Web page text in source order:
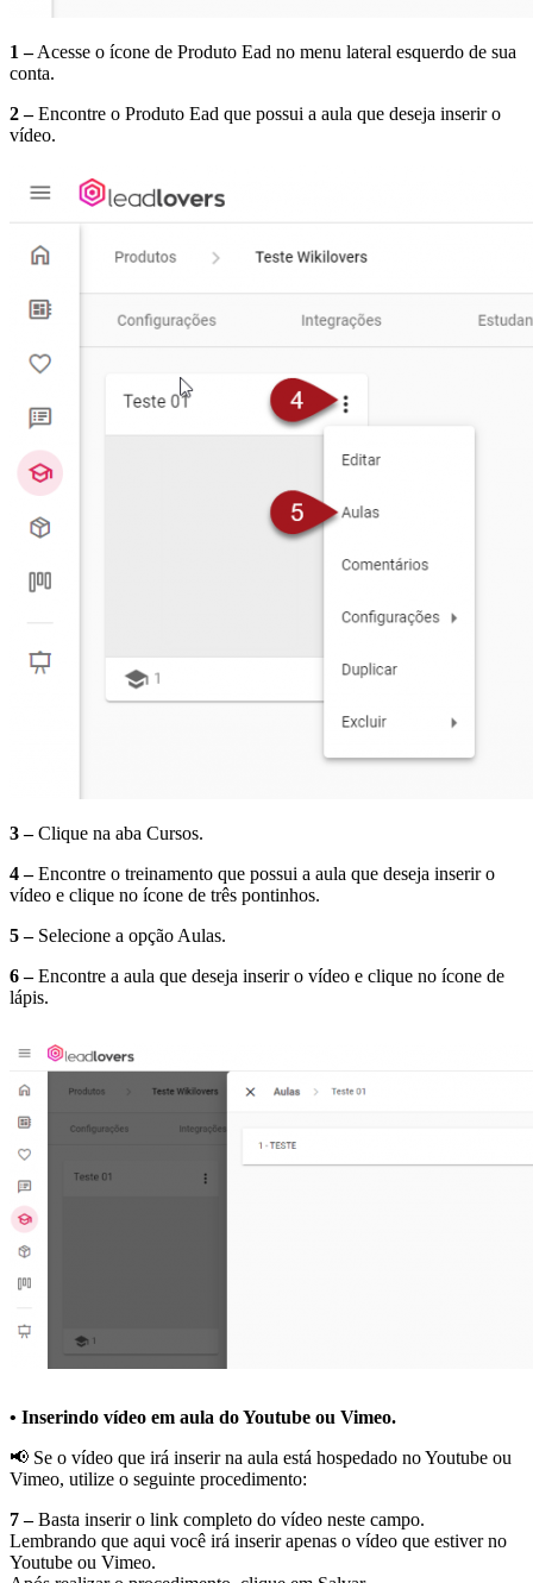
1 –Acesse o ícone de Produto Ead no menu lateral esquerdo de sua
conta.
2 –Encontre o Produto Ead que possui a aula que deseja inserir o
vídeo.
3 –Clique na aba Cursos.
4 –Encontre o treinamento que possui a aula que deseja inserir o
vídeo e clique no ícone de três pontinhos.
5 –Selecione a opção Aulas.
6 –Encontre a aula que deseja inserir o vídeo e clique no ícone de
lápis.
• Inserindo vídeo em aula do Youtube ou Vimeo.
📢 Se o vídeo que irá inserir na aula está hospedado no Youtube ou
Vimeo, utilize o seguinte procedimento:
7 –Basta inserir o link completo do vídeo neste campo.
Lembrando que aqui você irá inserir apenas o vídeo que estiver no
Youtube ou Vimeo.